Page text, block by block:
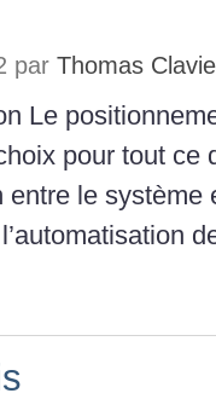
par Thomas
Le
pour tout ce
le système